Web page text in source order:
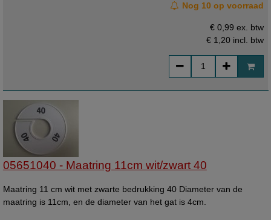
Nog 10 op voorraad
€ 0,99 ex. btw
€ 1,20 incl. btw
05651040 - Maatring 11cm wit/zwart 40
Maatring 11 cm wit met zwarte bedrukking 40 Diameter van de
maatring is 11cm, en de diameter van het gat is 4cm.